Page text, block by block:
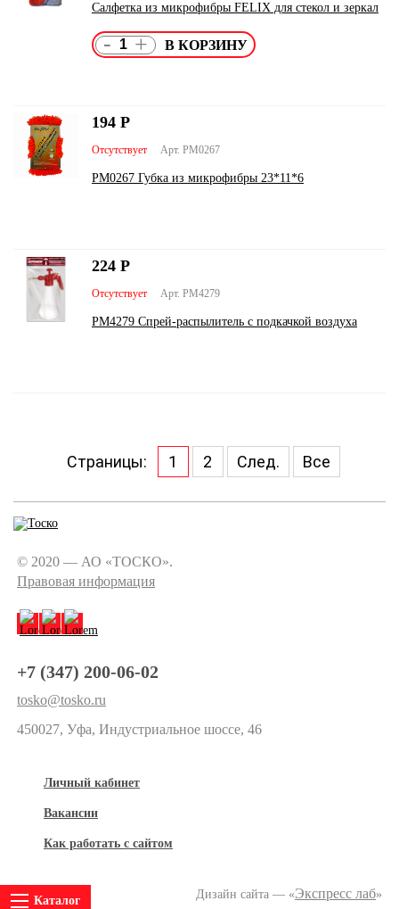
Салфетка из микрофибры FELIX для стекол и зеркал
- +
Арт. PM0267
Отсутствует
PM0267 Губка из микрофибры 23*11*6
194 Р
Арт. PM4279
Отсутствует
PM4279 Спрей-распылитель с подкачкой воздуха
224 Р
Страницы: 1 2 След. Все
© 2020 — АО «ТОСКО».
Правовая информация
+7 (347) 200-06-02
tosko@tosko.ru
450027, Уфа, Индустриальное шоссе, 46
Личный кабинет
Вакансии
Как работать с сайтом
Дизайн сайта — «Экспресс лаб»
Каталог